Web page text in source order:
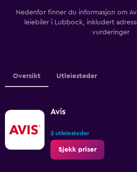
Nedenfor finner du informasjon om
leiebiler i Lubbock, inkludert
vurderinger
Oversikt Utleiesteder
Avis
2 utleiesteder
Sjekk priser